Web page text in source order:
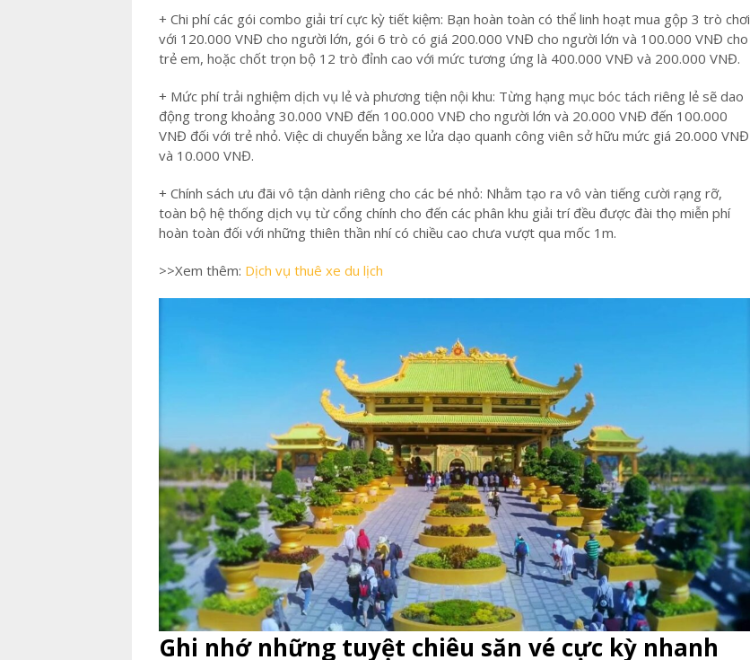
+ Chi phí các gói combo giải trí cực kỳ tiết kiệm: Bạn hoàn toàn có thể linh hoạt mua gộp 3 trò chơi
với 120.000 VNĐ cho người lớn, gói 6 trò có giá 200.000 VNĐ cho người lớn và 100.000 VNĐ cho
trẻ em, hoặc chốt trọn bộ 12 trò đỉnh cao với mức tương ứng là 400.000 VNĐ và 200.000 VNĐ.
+ Mức phí trải nghiệm dịch vụ lẻ và phương tiện nội khu: Từng hạng mục bóc tách riêng lẻ sẽ dao
động trong khoảng 30.000 VNĐ đến 100.000 VNĐ cho người lớn và 20.000 VNĐ đến 100.000
VNĐ đối với trẻ nhỏ. Việc di chuyển bằng xe lửa dạo quanh công viên sở hữu mức giá 20.000 VNĐ
và 10.000 VNĐ.
+ Chính sách ưu đãi vô tận dành riêng cho các bé nhỏ: Nhằm tạo ra vô vàn tiếng cười rạng rỡ,
toàn bộ hệ thống dịch vụ từ cổng chính cho đến các phân khu giải trí đều được đài thọ miễn phí
hoàn toàn đối với những thiên thần nhí có chiều cao chưa vượt qua mốc 1m.
>>Xem thêm: Dịch vụ thuê xe du lịch
Ghi nhớ những tuyệt chiêu săn vé cực kỳ nhanh